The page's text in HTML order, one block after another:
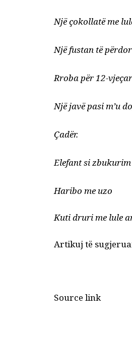
Një çokollatë me
Një fustan të
Rroba për 12-
Një javë pasi m’u
Çadër.
Elefant si zbukurim
Haribo me uzo
Kuti druri me lule
Artikuj të
Source link